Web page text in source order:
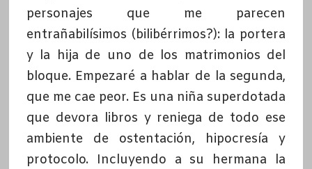
personajes que me parecen
entrañabilísimos (bilibérrimos?): la portera
y la hija de uno de los matrimonios del
bloque. Empezaré a hablar de la segunda,
que me cae peor. Es una niña superdotada
que devora libros y reniega de todo ese
ambiente de ostentación, hipocresía y
protocolo. Incluyendo a su hermana la